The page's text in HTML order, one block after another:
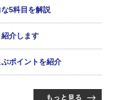
5科目を解説
介します
ポイントを紹介